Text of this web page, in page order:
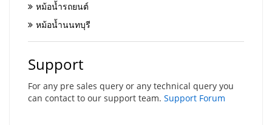
หม้อน้ำรถยนต์
หม้อน้ำนนทบุรี
Support
For any pre sales query or any technical query you
can contact to our support team. Support Forum